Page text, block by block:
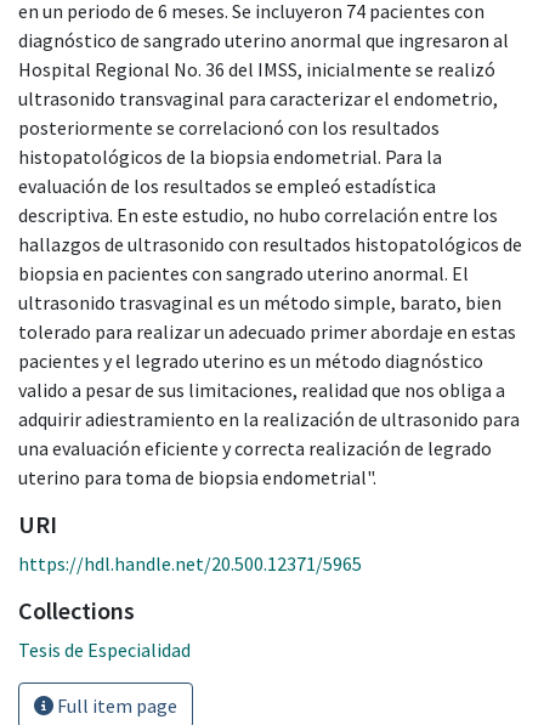
en un periodo de 6 meses. Se incluyeron 74 pacientes con
diagnóstico de sangrado uterino anormal que ingresaron al
Hospital Regional No. 36 del IMSS, inicialmente se realizó
ultrasonido transvaginal para caracterizar el endometrio,
posteriormente se correlacionó con los resultados
histopatológicos de la biopsia endometrial. Para la
evaluación de los resultados se empleó estadística
descriptiva. En este estudio, no hubo correlación entre los
hallazgos de ultrasonido con resultados histopatológicos de
biopsia en pacientes con sangrado uterino anormal. El
ultrasonido trasvaginal es un método simple, barato, bien
tolerado para realizar un adecuado primer abordaje en estas
pacientes y el legrado uterino es un método diagnóstico
valido a pesar de sus limitaciones, realidad que nos obliga a
adquirir adiestramiento en la realización de ultrasonido para
una evaluación eficiente y correcta realización de legrado
uterino para toma de biopsia endometrial".
URI
https://hdl.handle.net/20.500.12371/5965
Collections
Tesis de Especialidad
Full item page